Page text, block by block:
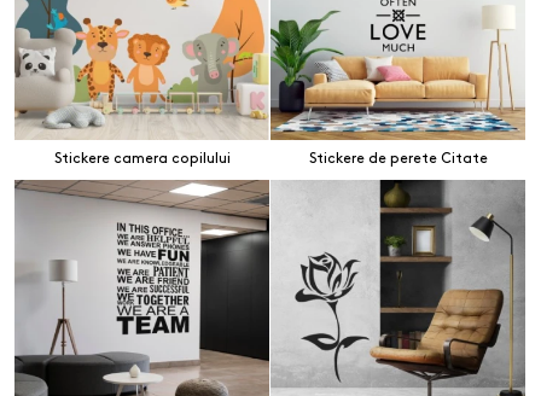
Stickere camera copilului Stickere de perete Citate